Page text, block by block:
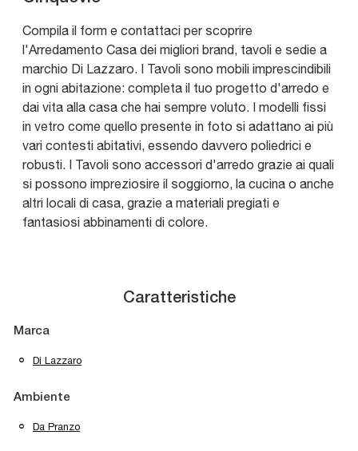
Compila il form e contattaci per scoprire
l'Arredamento Casa dei migliori brand, tavoli e sedie a
marchio Di Lazzaro. I Tavoli sono mobili imprescindibili
in ogni abitazione: completa il tuo progetto d'arredo e
dai vita alla casa che hai sempre voluto. I modelli fissi
in vetro come quello presente in foto si adattano ai più
vari contesti abitativi, essendo davvero poliedrici e
robusti. I Tavoli sono accessori d'arredo grazie ai quali
si possono impreziosire il soggiorno, la cucina o anche
altri locali di casa, grazie a materiali pregiati e
fantasiosi abbinamenti di colore.
Caratteristiche
Marca
Di Lazzaro
Ambiente
Da Pranzo